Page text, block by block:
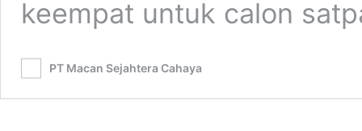
keempat untuk calon
PT Macan Sejahtera Cahaya